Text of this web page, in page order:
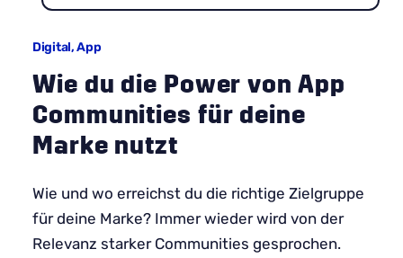
Digital,App
Wie du die Power von App
Communities für deine
Marke nutzt
Wie und wo erreichst du die richtige Zielgruppe
für deine Marke? Immer wieder wird von der
Relevanz starker Communities gesprochen.